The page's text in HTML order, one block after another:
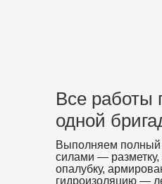
Все работы
одной
Выполняем полный
силами —
опалубку,
гидроизоляцию —